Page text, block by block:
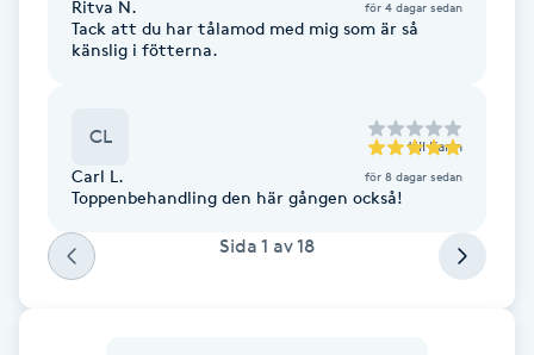
Diamantslipning
Enzympeeling
Extensions
Extensions borttagning
Ritva N. för 4 dagar sedan
Tack att du har tålamod med mig som är så
känslig i fötterna.
CL till Karin
Carl L. för 8 dagar sedan
Toppenbehandling den här gången också!
Sida 1 av18